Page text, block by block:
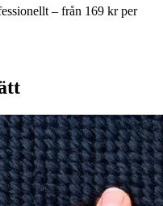
– från 169 kr per